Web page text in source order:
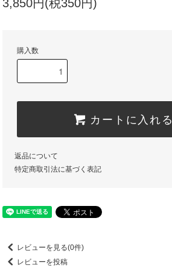
3,850円(税350円)
購入数
カートに入れる
返品について
特定商取引法に基づく表記
レビューを見る(0件)
レビューを投稿